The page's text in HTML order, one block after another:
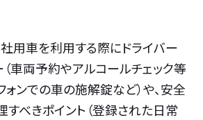
用車を利用する際にドライバー
車両予約やアルコールチェック等
ォンでの車の施解錠など）や、安全
べきポイント（登録された日常